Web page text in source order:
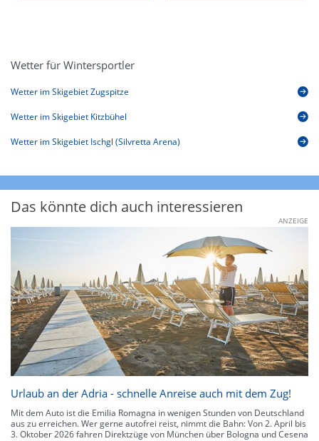
Wetter für Wintersportler
Wetter im Skigebiet Zugspitze
Wetter im Skigebiet Kitzbühel
Wetter im Skigebiet Ischgl (Silvretta Arena)
Das könnte dich auch interessieren
ANZEIGE
Urlaub an der Adria - schnelle Anreise auch mit dem Zug!
Mit dem Auto ist die Emilia Romagna in wenigen Stunden von Deutschland
aus zu erreichen. Wer gerne autofrei reist, nimmt die Bahn: Von 2. April bis
3. Oktober 2026 fahren Direktzüge von München über Bologna und Cesena